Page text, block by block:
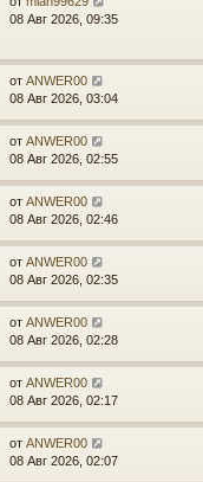
и
08 Авг 2026, 09:35
от ANWER00
08 Авг 2026, 03:04
от ANWER00
08 Авг 2026, 02:55
от ANWER00
08 Авг 2026, 02:46
от ANWER00
08 Авг 2026, 02:35
от ANWER00
08 Авг 2026, 02:28
от ANWER00
08 Авг 2026, 02:17
от ANWER00
08 Авг 2026, 02:07